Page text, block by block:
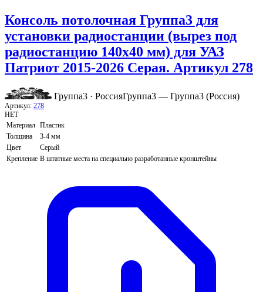
Консоль потолочная Группа3 для
установки радиостанции (вырез под
радиостанцию 140х40 мм) для УАЗ
Патриот 2015-2026 Серая. Артикул 278
Группа3 · РоссияГруппа3 — Группа3 (Россия)
Артикул: 278
НЕТ
Материал Пластик
Толщина
3-4 мм
Цвет
Серый
Крепление В штатные места на специально разработанные кронштейны